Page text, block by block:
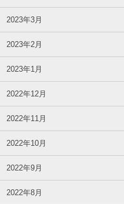
2023年3月
2023年2月
2023年1月
2022年12月
2022年11月
2022年10月
2022年9月
2022年8月